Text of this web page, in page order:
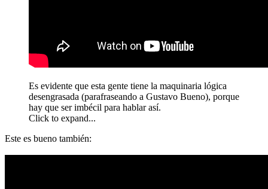
Es evidente que esta gente tiene la maquinaria lógica
desengrasada (parafraseando a Gustavo Bueno), porque
hay que ser imbécil para hablar así.
Click to expand...
Este es bueno también: